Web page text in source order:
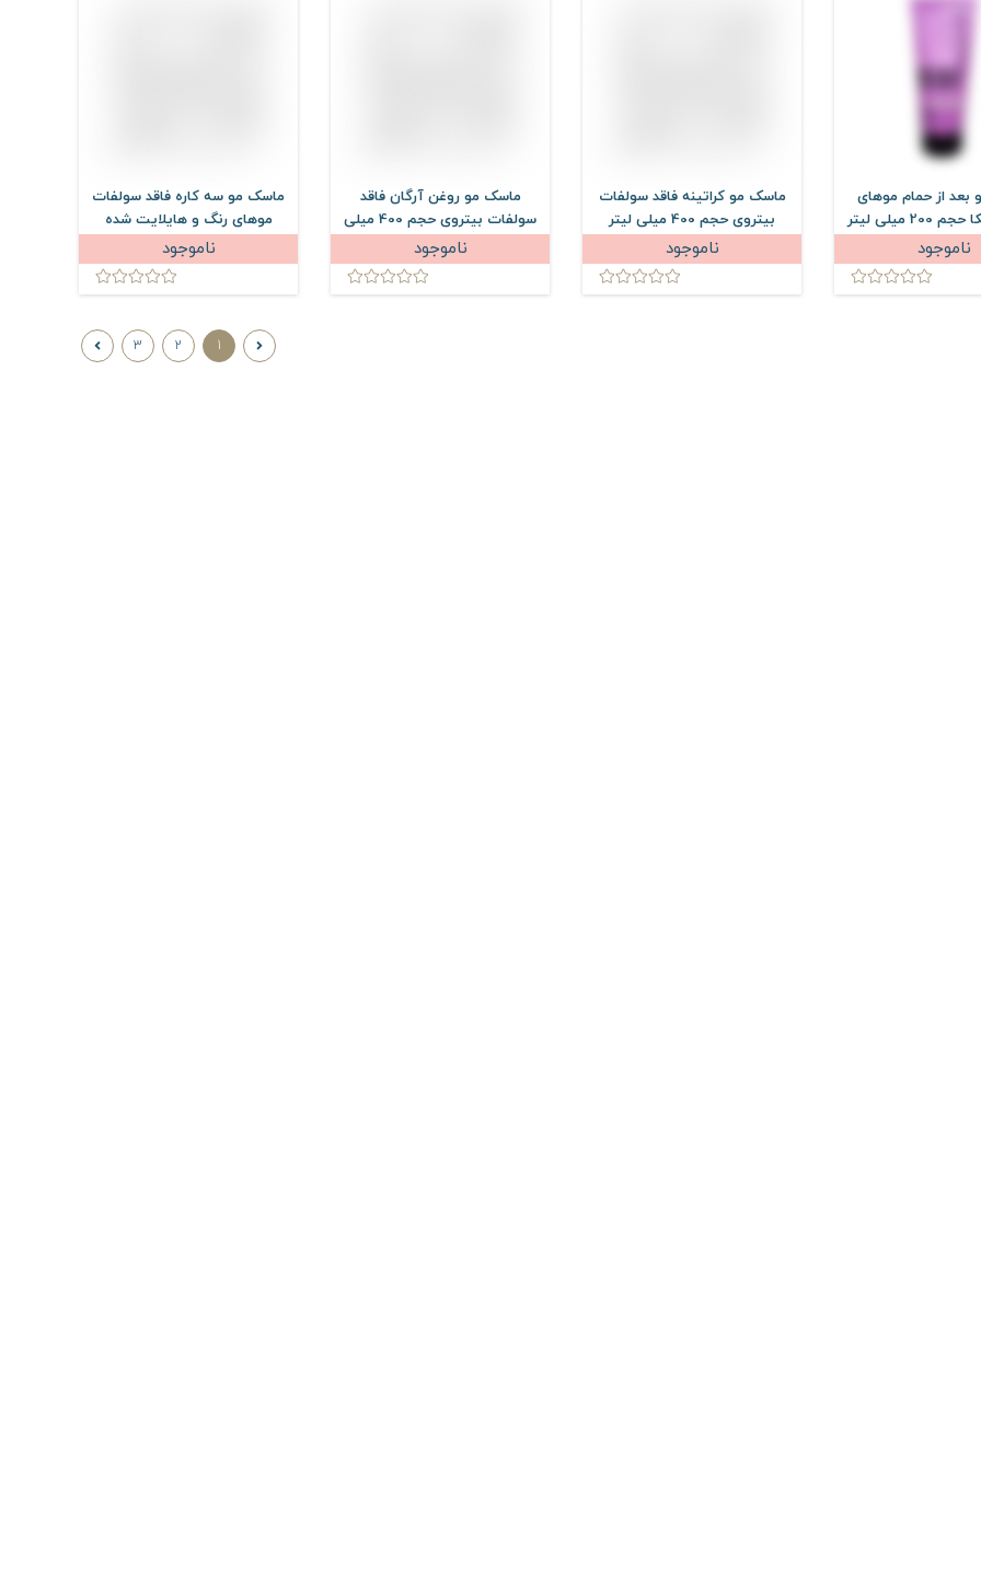
از حمام موهای
میلی لیتر
ناموجود
ماسک مو کراتینه فاقد سولفات
بیتروی حجم 400 میلی لیتر
ناموجود
ماسک مو روغن آرگان فاقد
سولفات بیتروی حجم 400 میلی
لیتر
ناموجود
ماسک مو سه کاره فاقد سولفات
موهای رنگ و هایلایت شده
استم سل حجم 500 میلی لیترناموجود
1
2
3